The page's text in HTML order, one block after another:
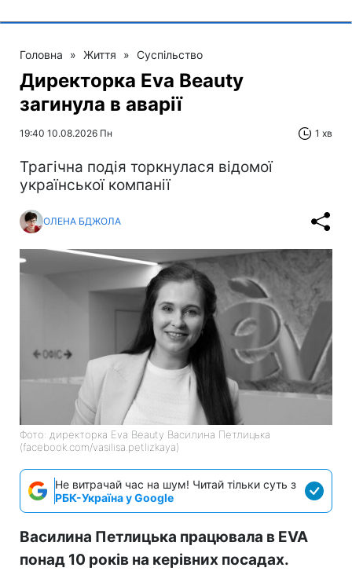
Головна » Життя » Суспільство
Директорка Eva Beauty
загинула в аварії
19:40 10.08.2026 Пн 1 хв
Трагічна подія торкнулася відомої
української компанії
ОЛЕНА БДЖОЛА
Фото: директорка Eva Beauty Василина Петлицька
(facebook.com/vasilisa.petlizkaya)
Не витрачай час на шум! Читай тільки суть з
РБК-Україна у Google
Василина Петлицька працювала в EVA
понад 10 років на керівних посадах.